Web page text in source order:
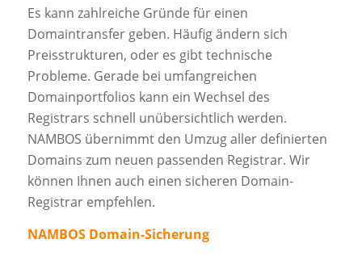
Es kann zahlreiche Gründe für einen
Domaintransfer geben. Häufig ändern sich
Preisstrukturen, oder es gibt technische
Probleme. Gerade bei umfangreichen
Domainportfolios kann ein Wechsel des
Registrars schnell unübersichtlich werden.
NAMBOS übernimmt den Umzug aller definierten
Domains zum neuen passenden Registrar. Wir
können Ihnen auch einen sicheren Domain-
Registrar empfehlen.
NAMBOS Domain-Sicherung